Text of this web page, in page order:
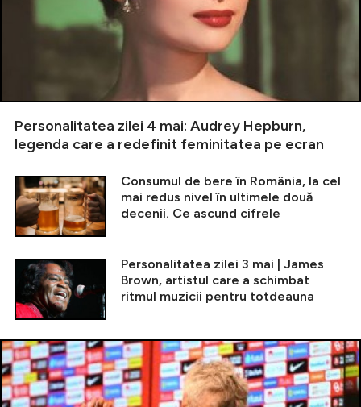
Personalitatea zilei 4 mai: Audrey Hepburn,
legenda care a redefinit feminitatea pe ecran
Consumul de bere în România, la cel
mai redus nivel în ultimele două
decenii. Ce ascund cifrele
Personalitatea zilei 3 mai | James
Brown, artistul care a schimbat
ritmul muzicii pentru totdeauna